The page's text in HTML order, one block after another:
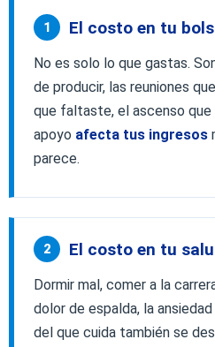
1 El costo en tu
No es solo lo que gastas.
de producir, las reuniones
que faltaste, el ascenso que
apoyo afecta tus ingresos
parece.
2 El costo en tu
Dormir mal, comer a la
dolor de espalda, la
del que cuida también se